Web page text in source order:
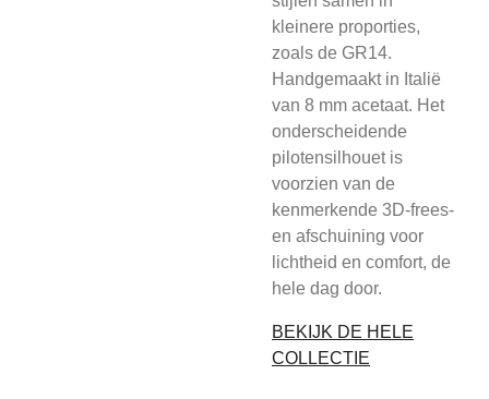
kleinere proporties,
zoals de GR14.
Handgemaakt in Italië
van 8 mm acetaat. Het
onderscheidende
pilotensilhouet is
voorzien van de
kenmerkende 3D-frees-
en afschuining voor
lichtheid en comfort, de
hele dag door.
BEKIJK DE HELE
COLLECTIE